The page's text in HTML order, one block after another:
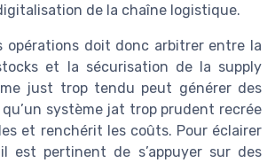
de la chaîne logistique.
opérations doit donc arbitrer entre la
et la sécurisation de la supply
just trop tendu peut générer des
système jat trop prudent recrée
et renchérit les coûts. Pour éclairer
est pertinent de s’appuyer sur des